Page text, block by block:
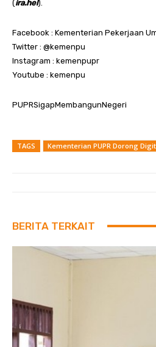
(ira.hel).
Facebook : Kementerian Pekerjaan
Twitter : @kemenpu
Instagram : kemenpupr
Youtube : kemenpu
PUPRSigapMembangunNegeri
TAGS Kementerian PUPR Dorong
BERITA TERKAIT